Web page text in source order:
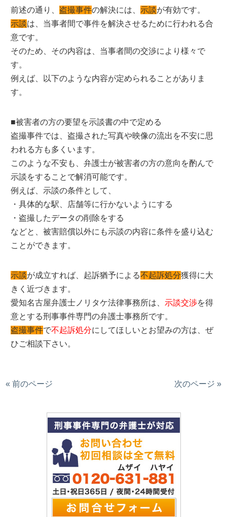
前述の通り、 盗撮事件の解決には、 示談が有効です。
示談は、当事者間で事件を解決させるために行われる合
意です。
そのため、その内容は、当事者間の交渉により様々で
す。
例えば、以下のような内容が定められることがありま
す。
■被害者の方の要望を示談書の中で定める
盗撮事件では、盗撮された写真や映像の流出を不安に思
われる方も多くいます。
このような不安も、弁護士が被害者の方の意向を酌んで
示談をすることで解消可能です。
例えば、示談の条件として、
・具体的な駅、店舗等に行かないようにする
・盗撮したデータの削除をする
などと、被害賠償以外にも示談の内容に条件を盛り込む
ことができます。
示談が成立すれば、起訴猶予による不起訴処分獲得に大
きく近づきます。
愛知名古屋弁護士ノリタケ法律事務所は、 示談交渉を得
意とする刑事事件専門の弁護士事務所です。
盗撮事件で不起訴処分にしてほしいとお望みの方は、ぜ
ひご相談下さい。
« 前のページ 次のページ »